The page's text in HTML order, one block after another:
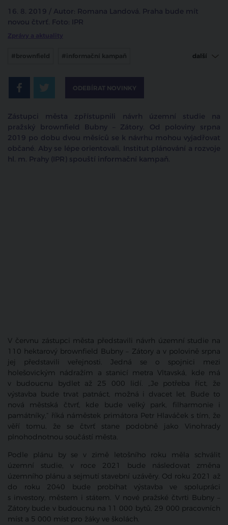
16. 8. 2019 / Autor: Romana Landová. Praha bude mít
novou čtvrť. Foto: IPR
Zprávy a aktuality
#brownfield #informační kampaň
#Čtvrť Bubny - Zátory
další
ODEBÍRAT NOVINKY
Zástupci města zpřístupnili návrh územní studie na
pražský brownfield Bubny – Zátory. Od poloviny srpna
2019 po dobu dvou měsíců se k návrhu mohou vyjadřovat
občané. Aby se lépe orientovali, Institut plánování a rozvoje
hl. m. Prahy (IPR) spouští informační kampaň.
V červnu zástupci města představili návrh územní studie na
110 hektarový brownfield Bubny – Zátory a v polovině srpna
jej představili veřejnosti. Jedná se o spojnici mezi
holešovickým nádražím a stanicí metra Vltavská, kde má
v budoucnu bydlet až 25 000 lidí. „Je potřeba říct, že
výstavba bude trvat patnáct, možná i dvacet let. Bude to
nová městská čtvrť, kde bude velký park, filharmonie i
památníky,“ říká náměstek primátora Petr Hlaváček s tím, že
věří tomu, že se čtvrť stane podobně jako Vinohrady
plnohodnotnou součástí města.
Podle plánu by se v zimě letošního roku měla schválit
územní studie, v roce 2021 bude následovat změna
územního plánu a sejmutí stavební uzávěry. Od roku 2021 až
do roku 2040 bude probíhat výstavba ve spolupráci
s investory, městem i státem. V nové pražské čtvrti Bubny –
Zátory bude v budoucnu na 11 000 bytů, 29 000 pracovních
míst a 5 000 míst pro žáky ve školách.